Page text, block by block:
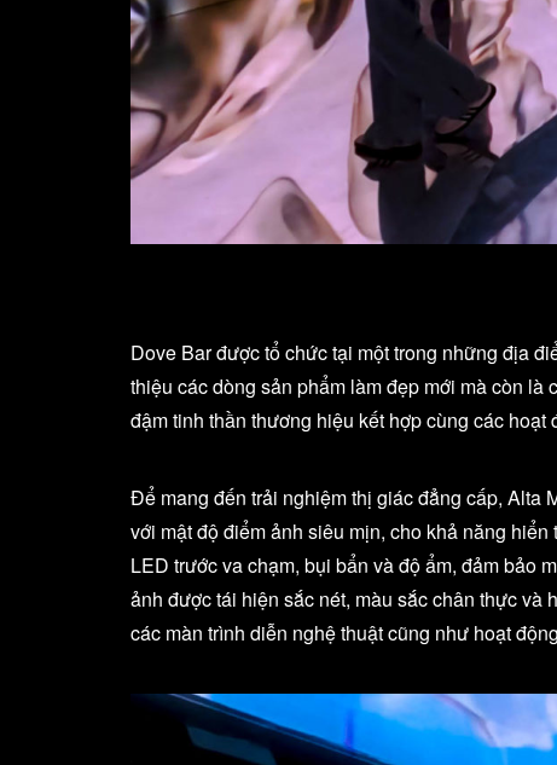
Dove Bar được tổ chức tại một trong những địa
thiệu các dòng sản phẩm làm đẹp mới mà còn
đậm tinh thần thương hiệu kết hợp cùng các
Để mang đến trải nghiệm thị giác đẳng cấp, Alta
với mật độ điểm ảnh siêu mịn, cho khả năng
LED trước va chạm, bụi bẩn và độ ẩm, đảm bảo
ảnh được tái hiện sắc nét, màu sắc chân thực và
các màn trình diễn nghệ thuật cũng như hoạt